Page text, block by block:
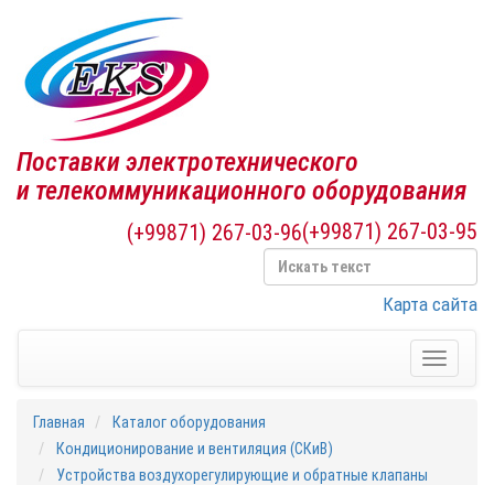
Поставки электротехнического
и телекоммуникационного оборудования
(+99871) 267-03-95
(+99871) 267-03-96
Карта сайта
Toggle
Главная
Каталог оборудования
Кондиционирование и вентиляция (СКиВ)
Устройства воздухорегулирующие и обратные клапаны